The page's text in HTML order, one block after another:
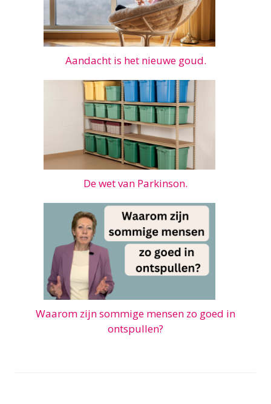
Aandacht is het nieuwe goud.
De wet van Parkinson.
Waarom zijn sommige mensen zo goed in
ontspullen?